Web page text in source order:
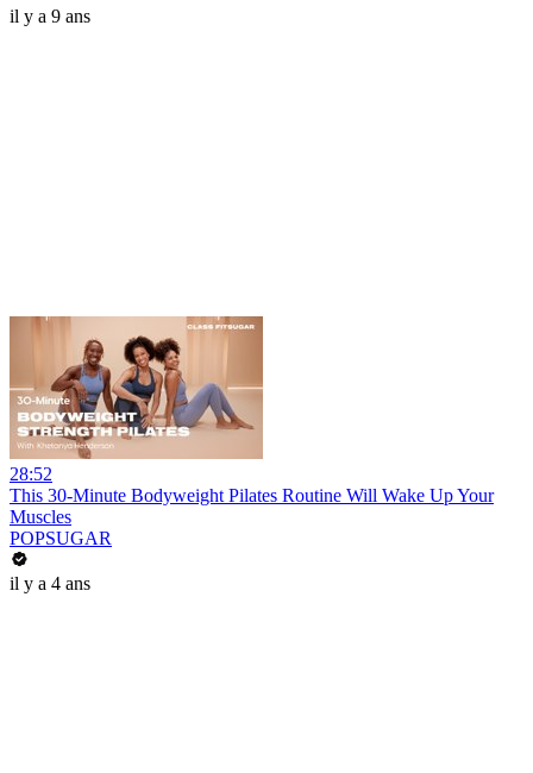
il y a 9 ans
28:52
This 30-Minute Bodyweight Pilates Routine Will Wake Up Your
Muscles
POPSUGAR
il y a 4 ans